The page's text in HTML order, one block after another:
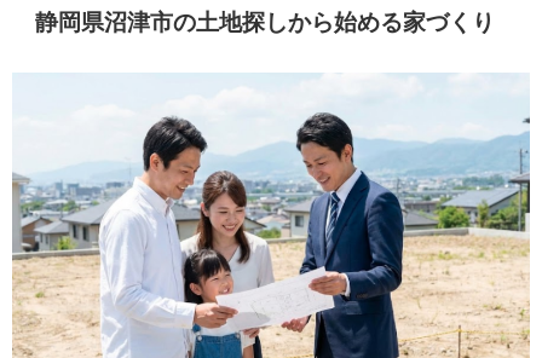
静岡県沼津市の土地探しから始める家づくり